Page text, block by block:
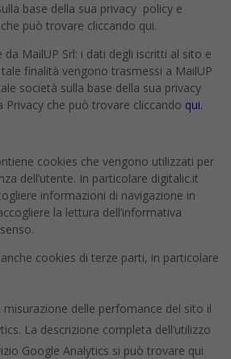
base della sua privacy policy e
può trovare cliccando qui.
MailUP Srl: i dati degli iscritti al sito e
finalità vengono trasmessi a MailUP
società sulla base della sua privacy
Privacy che può trovare cliccando qui.
cookies che vengono utilizzati per
dell’utente. In particolare digitalic.it
informazioni di navigazione in
la lettura dell’informativa
cookies di terze parti, in particolare
misurazione delle perfomance del sito il
La descrizione completa dell’utilizzo
Google Analytics si può trovare qui